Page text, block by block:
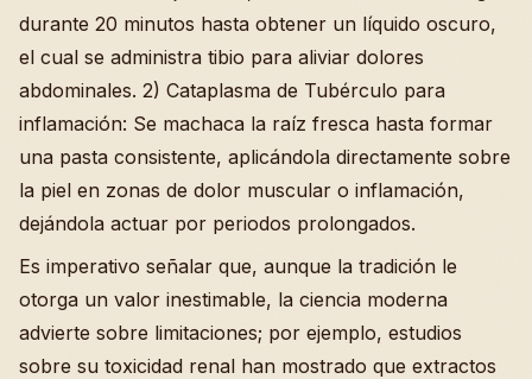
durante 20 minutos hasta obtener un líquido oscuro,
el cual se administra tibio para aliviar dolores
abdominales. 2) Cataplasma de Tubérculo para
inflamación: Se machaca la raíz fresca hasta formar
una pasta consistente, aplicándola directamente sobre
la piel en zonas de dolor muscular o inflamación,
dejándola actuar por periodos prolongados.
Es imperativo señalar que, aunque la tradición le
otorga un valor inestimable, la ciencia moderna
advierte sobre limitaciones; por ejemplo, estudios
sobre su toxicidad renal han mostrado que extractos